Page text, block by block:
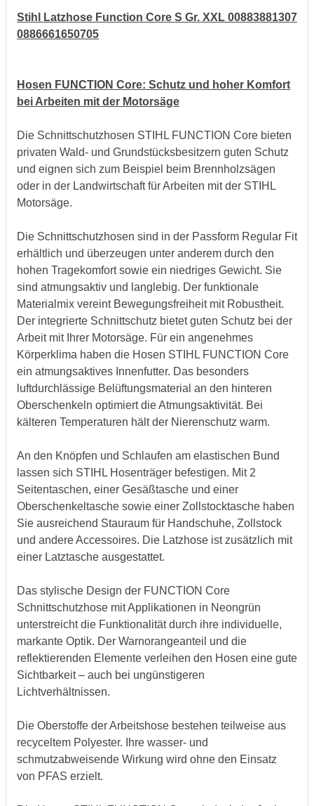
Stihl Latzhose Function Core S Gr. XXL 00883881307
0886661650705
Hosen FUNCTION Core: Schutz und hoher Komfort
bei Arbeiten mit der Motorsäge
Die Schnittschutzhosen STIHL FUNCTION Core bieten
privaten Wald- und Grundstücksbesitzern guten Schutz
und eignen sich zum Beispiel beim Brennholzsägen
oder in der Landwirtschaft für Arbeiten mit der STIHL
Motorsäge.
Die Schnittschutzhosen sind in der Passform Regular Fit
erhältlich und überzeugen unter anderem durch den
hohen Tragekomfort sowie ein niedriges Gewicht. Sie
sind atmungsaktiv und langlebig. Der funktionale
Materialmix vereint Bewegungsfreiheit mit Robustheit.
Der integrierte Schnittschutz bietet guten Schutz bei der
Arbeit mit Ihrer Motorsäge. Für ein angenehmes
Körperklima haben die Hosen STIHL FUNCTION Core
ein atmungsaktives Innenfutter. Das besonders
luftdurchlässige Belüftungsmaterial an den hinteren
Oberschenkeln optimiert die Atmungsaktivität. Bei
kälteren Temperaturen hält der Nierenschutz warm.
An den Knöpfen und Schlaufen am elastischen Bund
lassen sich STIHL Hosenträger befestigen. Mit 2
Seitentaschen, einer Gesäßtasche und einer
Oberschenkeltasche sowie einer Zollstocktasche haben
Sie ausreichend Stauraum für Handschuhe, Zollstock
und andere Accessoires. Die Latzhose ist zusätzlich mit
einer Latztasche ausgestattet.
Das stylische Design der FUNCTION Core
Schnittschutzhose mit Applikationen in Neongrün
unterstreicht die Funktionalität durch ihre individuelle,
markante Optik. Der Warnorangeanteil und die
reflektierenden Elemente verleihen den Hosen eine gute
Sichtbarkeit – auch bei ungünstigeren
Lichtverhältnissen.
Die Oberstoffe der Arbeitshose bestehen teilweise aus
recyceltem Polyester. Ihre wasser- und
schmutzabweisende Wirkung wird ohne den Einsatz
von PFAS erzielt.